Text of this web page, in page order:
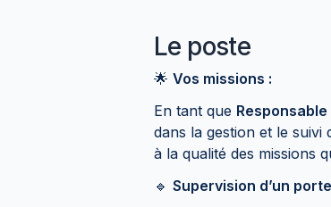
Le poste
🌟 Vos missions :
En tant que
dans la gestion et le suivi
à la qualité des missions
🔹 Supervision d’un